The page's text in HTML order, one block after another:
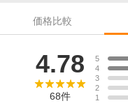
価格比較
4.78
68件
5
4
3
2
1